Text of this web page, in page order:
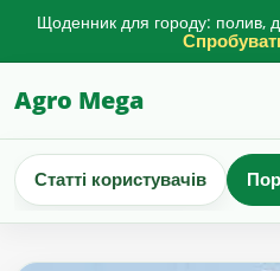
Щоденник для городу: полив,
Agro Mega
Статті користувачів